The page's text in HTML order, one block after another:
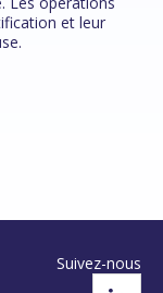
et leur
Suivez-nous